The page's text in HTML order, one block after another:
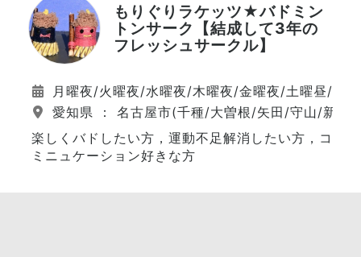
もりぐりラケッツ★バドミン
トンサーク【結成して3年の
フレッシュサークル】
月曜夜/火曜夜/水曜夜/木曜夜/金曜夜/土曜昼/日
愛知県 ： 名古屋市(千種/大曽根/矢田/守山/新守
楽しくバドしたい方，運動不足解消したい方，コ
ミニュケーション好きな方